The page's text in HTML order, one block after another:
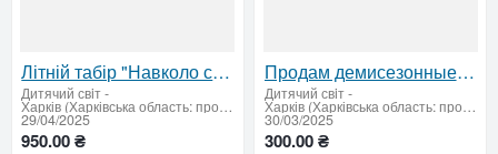
Літній табір "Навколо світу за літо"
Дитячий свiт-
Харків (Харківська область: продати купити)
29/04/2025
950.00 ₴
Продам демисезонные бордовые ботинки на девочку 34 р
Дитячий свiт-
Харків (Харківська область: продати купити)
30/03/2025
300.00 ₴